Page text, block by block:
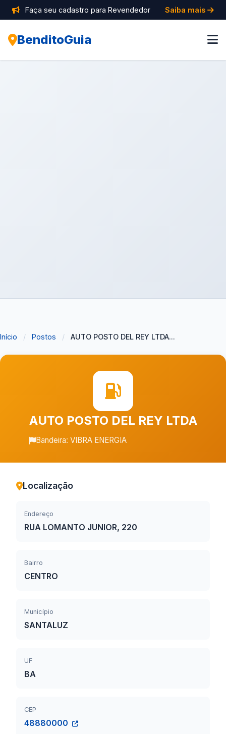
Faça seu cadastro para Revendedor Saiba mais
BenditoGuia
Início / Postos / AUTO POSTO DEL REY LTDA...
AUTO POSTO DEL REY LTDA
Bandeira: VIBRA ENERGIA
Localização
Endereço
RUA LOMANTO JUNIOR, 220
Bairro
CENTRO
Município
SANTALUZ
UF
BA
CEP
48880000